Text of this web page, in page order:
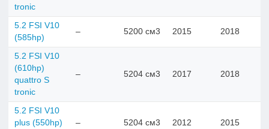
tronic
5.2 FSI V10
(585hp)
– 5200 см3 2015 2018
5.2 FSI V10
(610hp)
quattro S
tronic
– 5204 см3 2017 2018
5.2 FSI V10
plus (550hp)
– 5204 см3 2012 2015